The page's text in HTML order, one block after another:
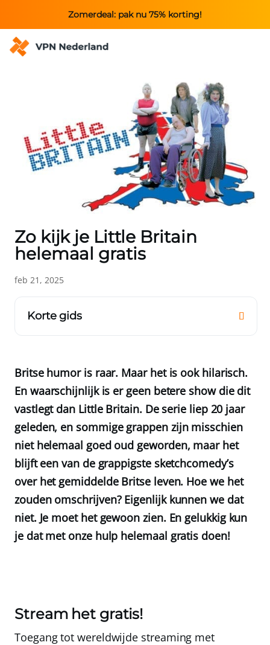
Zomerdeal: pak nu 75% korting!
Zo kijk je Little Britain
helemaal gratis
feb 21, 2025
Korte gids
Britse humor is raar. Maar het is ook hilarisch.
En waarschijnlijk is er geen betere show die dit
vastlegt dan Little Britain. De serie liep 20 jaar
geleden, en sommige grappen zijn misschien
niet helemaal goed oud geworden, maar het
blijft een van de grappigste sketchcomedy’s
over het gemiddelde Britse leven. Hoe we het
zouden omschrijven? Eigenlijk kunnen we dat
niet. Je moet het gewoon zien. En gelukkig kun
je dat met onze hulp helemaal gratis doen!
Stream het gratis!
Toegang tot wereldwijde streaming met